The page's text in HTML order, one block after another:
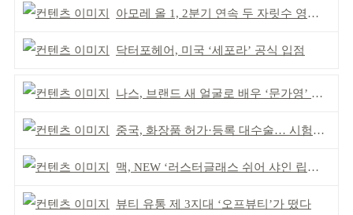
아모레 올 1, 2분기 연속 두 자릿수 영업이익률 기록
닥터포헤어, 미국 ‘세포라’ 공식 입점
나스, 브랜드 새 얼굴로 배우 ‘문가영’ 발탁
중국, 화장품 허가·등록 대수술… 시험자료 공용 허용
맥, NEW ‘러스터글래스 쉬어 샤인 립스틱’ 출시
뷰티 유통 제 3지대 ‘오프뷰티’가 떴다